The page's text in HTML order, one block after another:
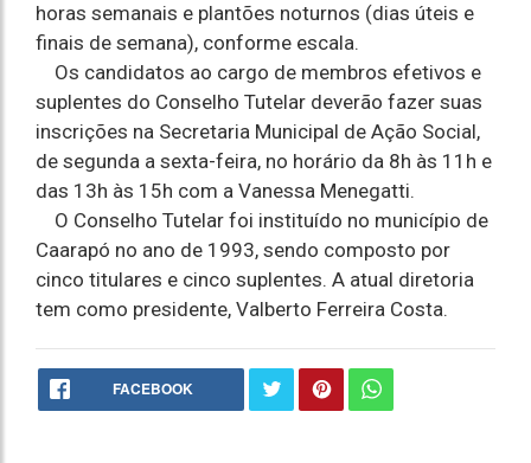
horas semanais e plantões noturnos (dias úteis e
finais de semana), conforme escala.
Os candidatos ao cargo de membros efetivos e
suplentes do Conselho Tutelar deverão fazer suas
inscrições na Secretaria Municipal de Ação Social,
de segunda a sexta-feira, no horário da 8h às 11h e
das 13h às 15h com a Vanessa Menegatti.
O Conselho Tutelar foi instituído no município de
Caarapó no ano de 1993, sendo composto por
cinco titulares e cinco suplentes. A atual diretoria
tem como presidente, Valberto Ferreira Costa.
FACEBOOK